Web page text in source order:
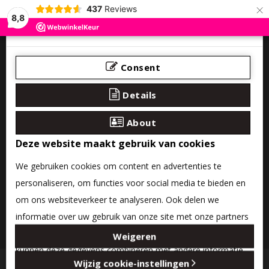
8,8
437 Reviews ×
0 product(en) - €0,00
Consent
Details
About
Deze website maakt gebruik van cookies
We gebruiken cookies om content en advertenties te
personaliseren, om functies voor social media te bieden en
om ons websiteverkeer te analyseren. Ook delen we
informatie over uw gebruik van onze site met onze partners
voor social media, adverteren en analyse. Deze partners
kunnen deze gegevens combineren met andere informatie
Weigeren
Wijzig cookie-instellingen